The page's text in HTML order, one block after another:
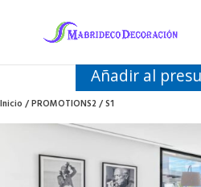
Añadir al
Inicio/PROMOTIONS2/ S1